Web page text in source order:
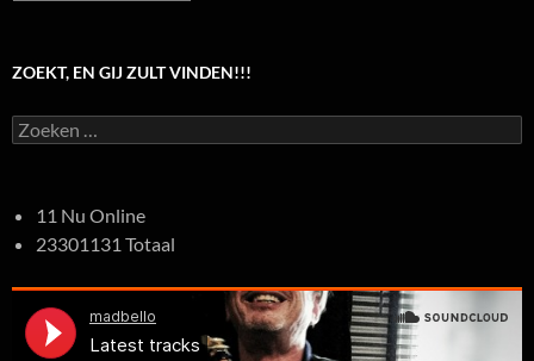
ZOEKT, EN GIJ ZULT VINDEN!!!
Zoeken
naar:
11 Nu Online
23301131 Totaal